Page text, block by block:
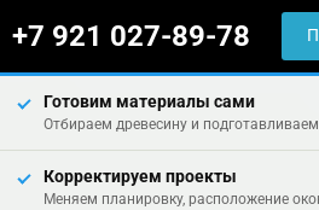
+7 921 027-89-78
Готовим материалы сами
Отбираем древесину и
Корректируем проекты
Меняем планировку, расположение